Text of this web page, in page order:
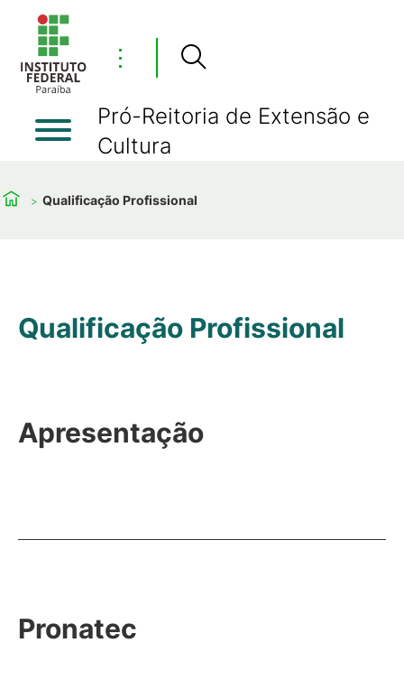
⋮
Pró-Reitoria de Extensão e
Cultura
Qualificação Profissional
Qualificação Profissional
Apresentação
Pronatec